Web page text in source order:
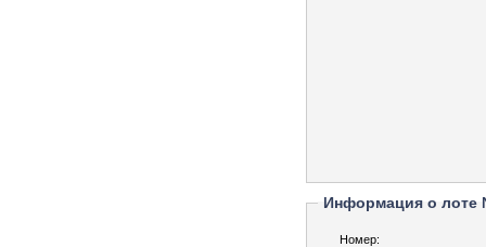
Информация о лоте
Номер: